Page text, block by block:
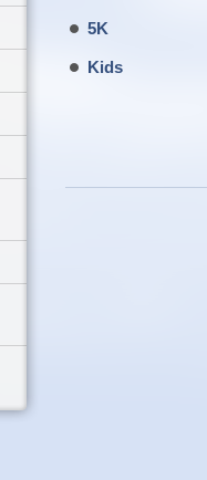
5K
Kids